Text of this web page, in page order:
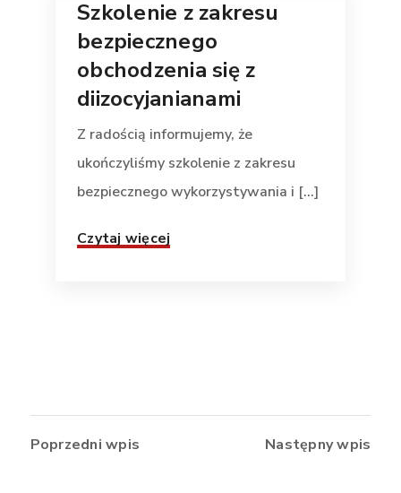
Szkolenie z zakresu
bezpiecznego
obchodzenia się z
diizocyjanianami
Z radością informujemy, że
ukończyliśmy szkolenie z zakresu
bezpiecznego wykorzystywania i [...]
Czytaj więcej
Poprzedni wpis Następny wpis